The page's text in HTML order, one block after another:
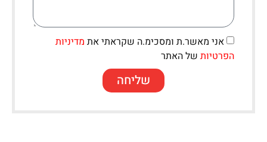
אני מאשר.ת ומסכימ.ה שקראתי את מדיניות
הפרטיות של האתר
שליחה